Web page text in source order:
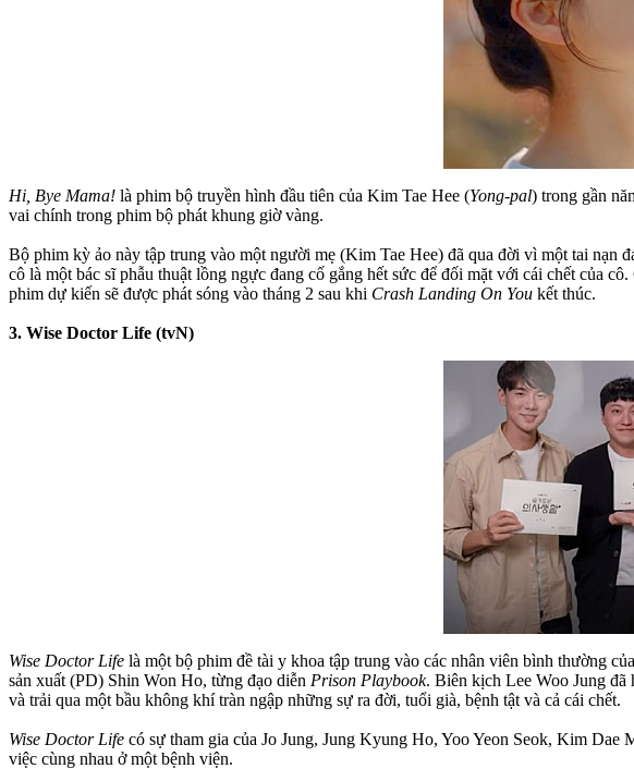
Hi, Bye Mama! là phim bộ truyền hình đầu tiên của Kim Tae Hee (Yong-pal) trong gần
vai chính trong phim bộ phát khung giờ vàng.
Bộ phim kỳ ảo này tập trung vào một người mẹ (Kim Tae Hee) đã qua đời vì một tai
cô là một bác sĩ phẫu thuật lồng ngực đang cố gắng hết sức để đối mặt với cái chết của
phim dự kiến sẽ được phát sóng vào tháng 2 sau khi Crash Landing On You kết thúc.
3. Wise Doctor Life (tvN)
Wise Doctor Life là một bộ phim đề tài y khoa tập trung vào các nhân viên bình thường
sản xuất (PD) Shin Won Ho, từng đạo diễn Prison Playbook. Biên kịch Lee Woo Jung đã
và trải qua một bầu không khí tràn ngập những sự ra đời, tuổi già, bệnh tật và cả cái chết.
Wise Doctor Life có sự tham gia của Jo Jung, Jung Kyung Ho, Yoo Yeon Seok, Kim
việc cùng nhau ở một bệnh viện.